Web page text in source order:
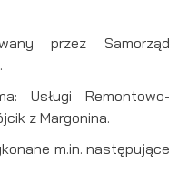
przez Samorząd
Usługi Remontowo-
z Margonina.
m.in. następujące